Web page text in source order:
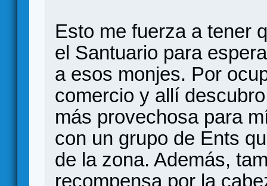
Esto me fuerza a tener
el Santuario para
a esos monjes. Por
comercio y allí
más provechosa para
con un grupo de Ents
de la zona. Además,
recompensa por la